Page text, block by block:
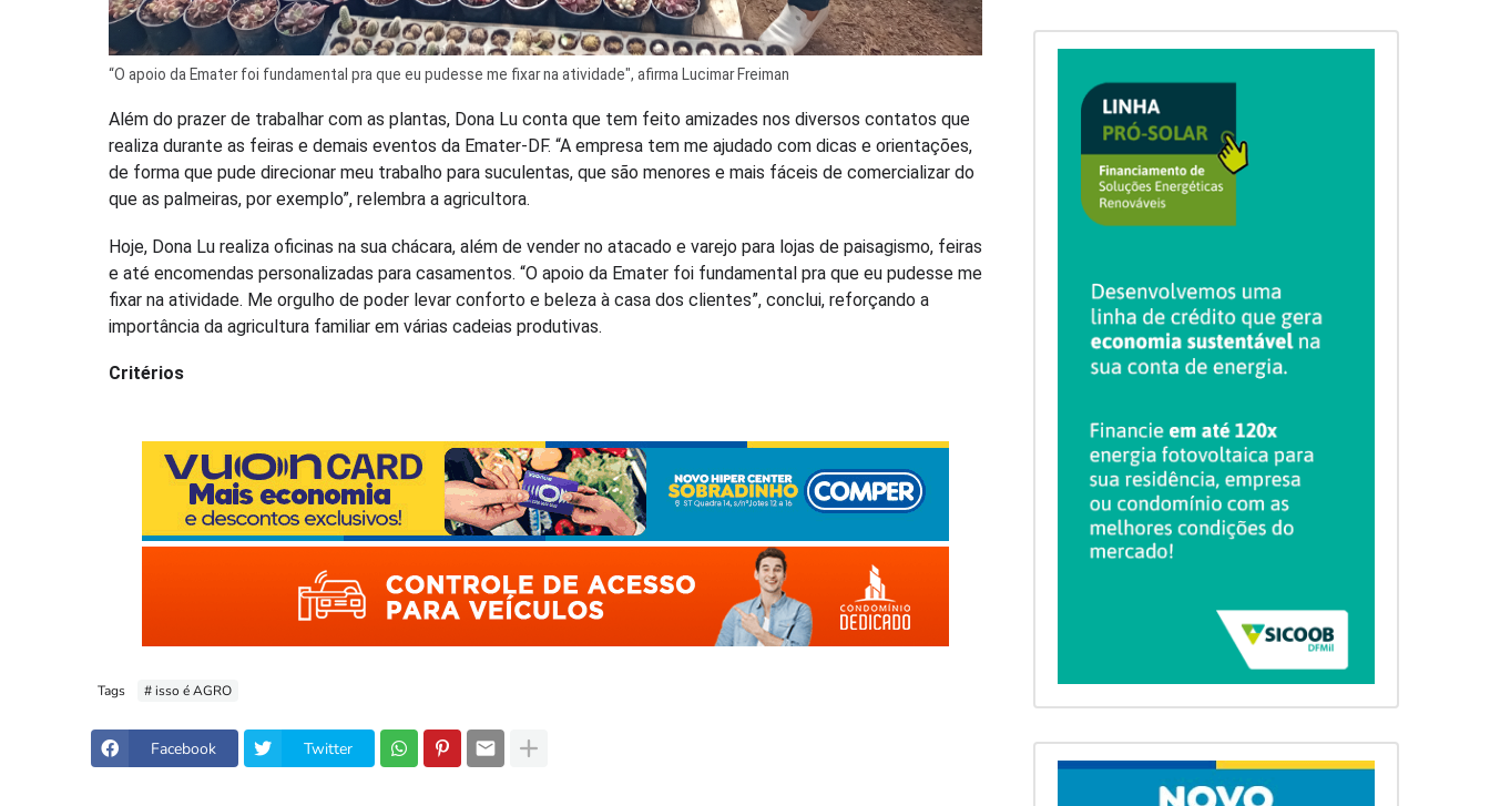
“O apoio da Emater foi fundamental pra que eu pudesse me fixar na atividade", afirma Lucimar Freiman
Além do prazer de trabalhar com as plantas, Dona Lu conta que tem feito amizades nos diversos contatos que
realiza durante as feiras e demais eventos da Emater-DF. “A empresa tem me ajudado com dicas e orientações,
de forma que pude direcionar meu trabalho para suculentas, que são menores e mais fáceis de comercializar do
que as palmeiras, por exemplo”, relembra a agricultora.
Hoje, Dona Lu realiza oficinas na sua chácara, além de vender no atacado e varejo para lojas de paisagismo, feiras
e até encomendas personalizadas para casamentos. “O apoio da Emater foi fundamental pra que eu pudesse me
fixar na atividade. Me orgulho de poder levar conforto e beleza à casa dos clientes”, conclui, reforçando a
importância da agricultura familiar em várias cadeias produtivas.
Critérios
Tags # isso é AGRO
Facebook Twitter